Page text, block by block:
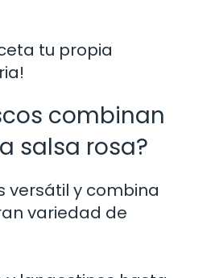
tu propia
combinan
salsa rosa?
versátil y combina
variedad de